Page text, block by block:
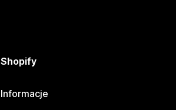
Shopify
Informacje